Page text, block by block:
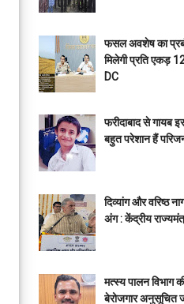
फसल अवशेष का
मिलेगी प्रति एकड़
DC
फरीदाबाद से गायब
बहुत परेशान हैं
दिव्यांग और वरिष्ठ
अंग : केंद्रीय
मत्स्य पालन विभाग
बेरोजगार अनुसूचित